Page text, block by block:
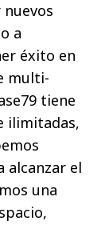
a
éxito en
multi-
tiene
ilimitadas,
el
una